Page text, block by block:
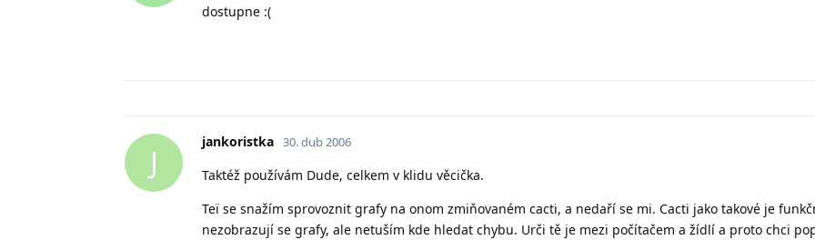
dostupne :(
J
jankoristka 30. dub 2006
Taktéž používám Dude, celkem v klidu věcička.
Teï se snažím sprovoznit grafy na onom zmiňovaném cacti, a nedaří se mi. Cacti jako takové je
nezobrazují se grafy, ale netuším kde hledat chybu. Urči tě je mezi počítačem a žídlí a proto chci